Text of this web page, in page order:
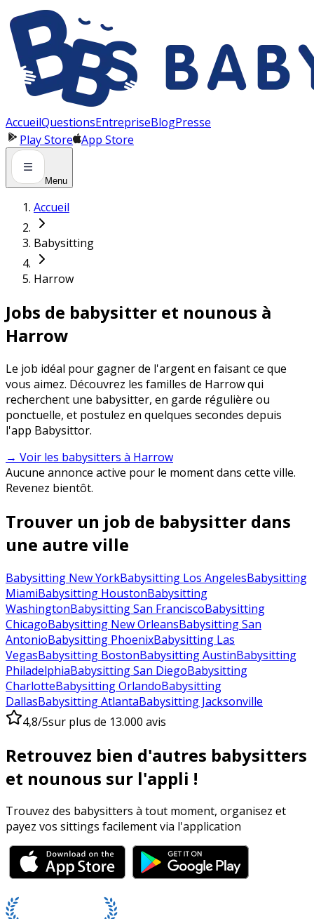
AccueilQuestionsEntrepriseBlogPresse
Play Store App Store
Menu
Accueil
Babysitting
Harrow
Jobs de babysitter et nounous à
Harrow
Le job idéal pour gagner de l'argent en faisant ce que
vous aimez. Découvrez les familles de Harrow qui
recherchent une babysitter, en garde régulière ou
ponctuelle, et postulez en quelques secondes depuis
l'app Babysittor.
→ Voir les babysitters à Harrow
Aucune annonce active pour le moment dans cette ville.
Revenez bientôt.
Trouver un job de babysitter dans
une autre ville
Babysitting New YorkBabysitting Los AngelesBabysitting
MiamiBabysitting HoustonBabysitting
WashingtonBabysitting San FranciscoBabysitting
ChicagoBabysitting New OrleansBabysitting San
AntonioBabysitting PhoenixBabysitting Las
VegasBabysitting BostonBabysitting AustinBabysitting
PhiladelphiaBabysitting San DiegoBabysitting
CharlotteBabysitting OrlandoBabysitting
DallasBabysitting AtlantaBabysitting Jacksonville
4,8/5sur plus de 13.000 avis
Retrouvez bien d'autres babysitters
et nounous sur l'appli !
Trouvez des babysitters à tout moment, organisez et
payez vos sittings facilement via l'application
Panneau de gestion des cookies